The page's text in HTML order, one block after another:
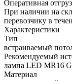
Оперативная
При наличии на
перевозчику в
Характеристики
Тип
встраиваемый
Рекомендуемый
лампа LED MR16
Материал